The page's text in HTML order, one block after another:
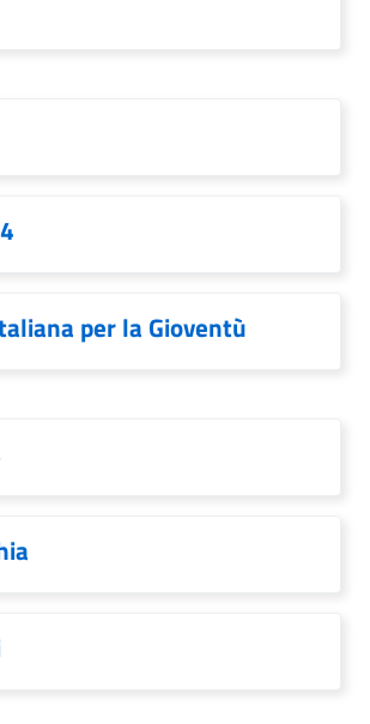
per la Gioventù